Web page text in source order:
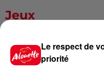
Jeux
Le respect de
priorité